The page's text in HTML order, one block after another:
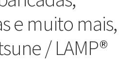
e muito mais,
/ LAMP®